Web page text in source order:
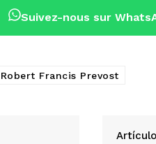
Suivez-nous sur
Francis Prevost